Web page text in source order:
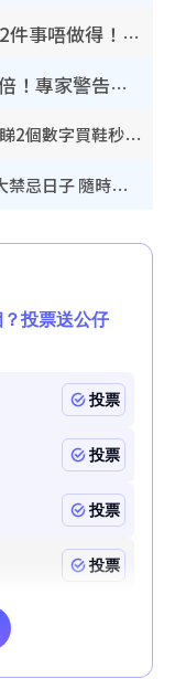
鬼門開2026｜8.13鬼節禁忌 22件事唔做得！燒肉、刺身要少食？半夜勿吹口哨/打呢個電話
行李清潔｜車轆污糟過馬桶58倍！專家警告忌用酒精抹 教1招免污手除菌
New Balance型號密碼大公開！識睇2個數字買鞋秒知功能免中伏 附5大熱門鞋款
剪頭髮都要擇日？司徒法正提醒3大禁忌日子 隨時剪走財運！呢日剪髮恐「剪壽命」？